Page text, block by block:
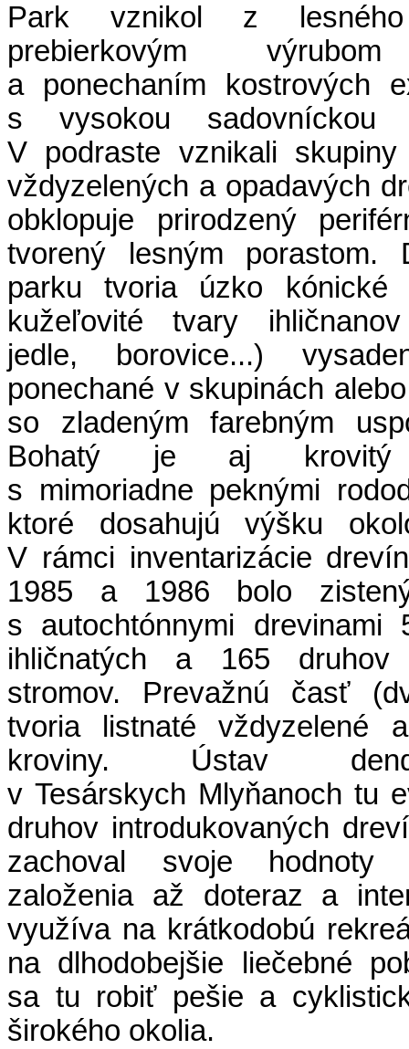
Park vznikol z
prebierkovým
a ponechaním kostrových
s vysokou sadovníckou
V podraste vznikali
vždyzelených a opadavých
obklopuje prirodzený
tvorený lesným porastom.
parku tvoria úzko kónické
kužeľovité tvary
jedle, borovice...)
ponechané v skupinách
so zladeným farebným
Bohatý je aj krovitý
s mimoriadne peknými
ktoré dosahujú výšku
V rámci inventarizácie
1985 a 1986 bolo
s autochtónnymi drevinami
ihličnatých a 165 druhov
stromov. Prevažnú časť
tvoria listnaté vždyzelené
kroviny. Ústav
v Tesárskych Mlyňanoch tu
druhov introdukovaných
zachoval svoje
založenia až doteraz a
využíva na krátkodobú
na dlhodobejšie liečebné
sa tu robiť pešie a
širokého okolia.